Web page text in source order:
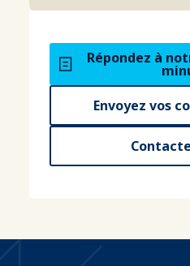
Répondez à
Envoyez vos